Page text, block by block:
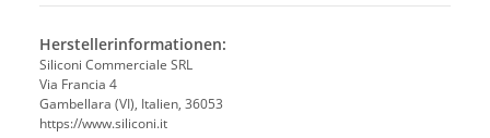
Herstellerinformationen:
Siliconi Commerciale SRL
Via Francia 4
Gambellara (VI), Italien, 36053
https://www.siliconi.it